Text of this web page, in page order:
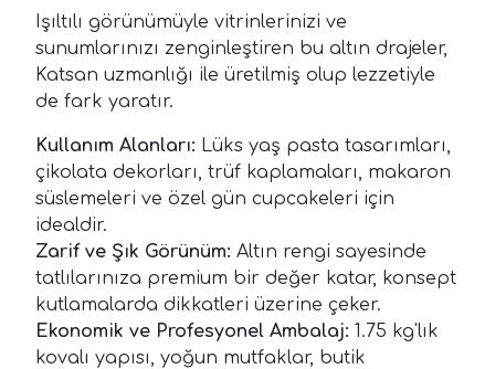
Işıltılı görünümüyle vitrinlerinizi ve
sunumlarınızı zenginleştiren bu altın drajeler,
Katsan uzmanlığı ile üretilmiş olup lezzetiyle
de fark yaratır.
Kullanım Alanları: Lüks yaş pasta tasarımları,
çikolata dekorları, trüf kaplamaları, makaron
süslemeleri ve özel gün cupcakeleri için
idealdir.
Zarif ve Şık Görünüm: Altın rengi sayesinde
tatlılarınıza premium bir değer katar, konsept
kutlamalarda dikkatleri üzerine çeker.
Ekonomik ve Profesyonel Ambalaj: 1.75 kg'lık
kovalı yapısı, yoğun mutfaklar, butik